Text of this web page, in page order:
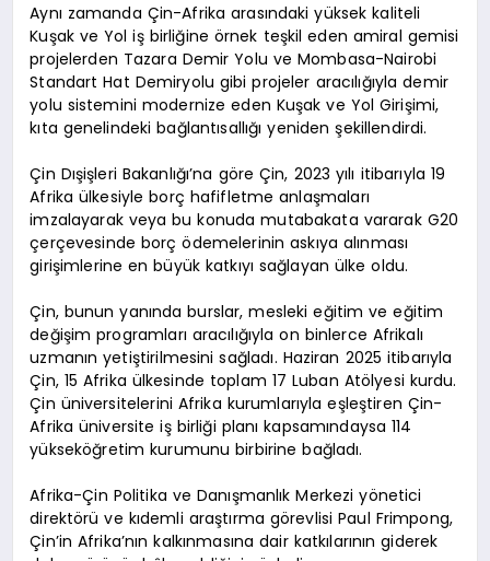
Aynı zamanda Çin-Afrika arasındaki yüksek kaliteli
Kuşak ve Yol iş birliğine örnek teşkil eden amiral gemisi
projelerden Tazara Demir Yolu ve Mombasa-Nairobi
Standart Hat Demiryolu gibi projeler aracılığıyla demir
yolu sistemini modernize eden Kuşak ve Yol Girişimi,
kıta genelindeki bağlantısallığı yeniden şekillendirdi.
Çin Dışişleri Bakanlığı’na göre Çin, 2023 yılı itibarıyla 19
Afrika ülkesiyle borç hafifletme anlaşmaları
imzalayarak veya bu konuda mutabakata vararak G20
çerçevesinde borç ödemelerinin askıya alınması
girişimlerine en büyük katkıyı sağlayan ülke oldu.
Çin, bunun yanında burslar, mesleki eğitim ve eğitim
değişim programları aracılığıyla on binlerce Afrikalı
uzmanın yetiştirilmesini sağladı. Haziran 2025 itibarıyla
Çin, 15 Afrika ülkesinde toplam 17 Luban Atölyesi kurdu.
Çin üniversitelerini Afrika kurumlarıyla eşleştiren Çin-
Afrika üniversite iş birliği planı kapsamındaysa 114
yükseköğretim kurumunu birbirine bağladı.
Afrika-Çin Politika ve Danışmanlık Merkezi yönetici
direktörü ve kıdemli araştırma görevlisi Paul Frimpong,
Çin’in Afrika’nın kalkınmasına dair katkılarının giderek